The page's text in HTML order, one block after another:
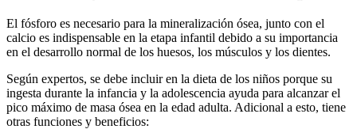
El fósforo es necesario para la mineralización ósea, junto con el
calcio es indispensable en la etapa infantil debido a su importancia
en el desarrollo normal de los huesos, los músculos y los dientes.
Según expertos, se debe incluir en la dieta de los niños porque su
ingesta durante la infancia y la adolescencia ayuda para alcanzar el
pico máximo de masa ósea en la edad adulta. Adicional a esto, tiene
otras funciones y beneficios: